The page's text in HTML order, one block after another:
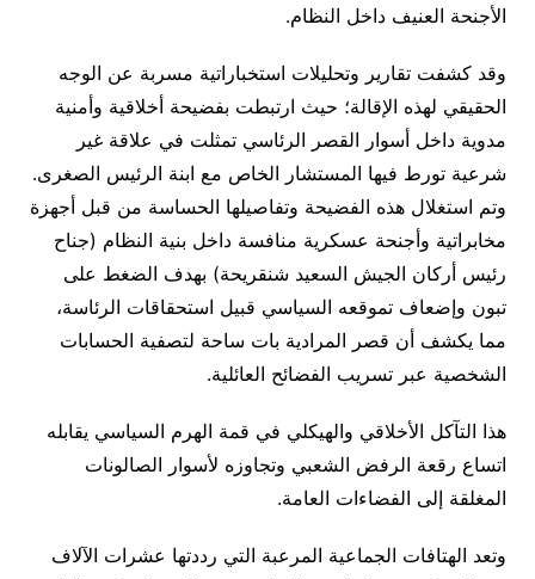
الأجنحة العنيف داخل النظام.
وقد كشفت تقارير وتحليلات استخباراتية مسربة عن الوجه
الحقيقي لهذه الإقالة؛ حيث ارتبطت بفضيحة أخلاقية وأمنية
مدوية داخل أسوار القصر الرئاسي تمثلت في علاقة غير
شرعية تورط فيها المستشار الخاص مع ابنة الرئيس الصغرى.
وتم استغلال هذه الفضيحة وتفاصيلها الحساسة من قبل أجهزة
مخابراتية وأجنحة عسكرية منافسة داخل بنية النظام (جناح
رئيس أركان الجيش السعيد شنقريحة) بهدف الضغط على
تبون وإضعاف تموقعه السياسي قبيل استحقاقات الرئاسة،
مما يكشف أن قصر المرادية بات ساحة لتصفية الحسابات
الشخصية عبر تسريب الفضائح العائلية.
هذا التآكل الأخلاقي والهيكلي في قمة الهرم السياسي يقابله
اتساع رقعة الرفض الشعبي وتجاوزه لأسوار الصالونات
المغلقة إلى الفضاءات العامة.
وتعد الهتافات الجماعية المرعبة التي رددتها عشرات الآلاف